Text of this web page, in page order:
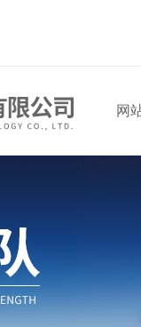
网